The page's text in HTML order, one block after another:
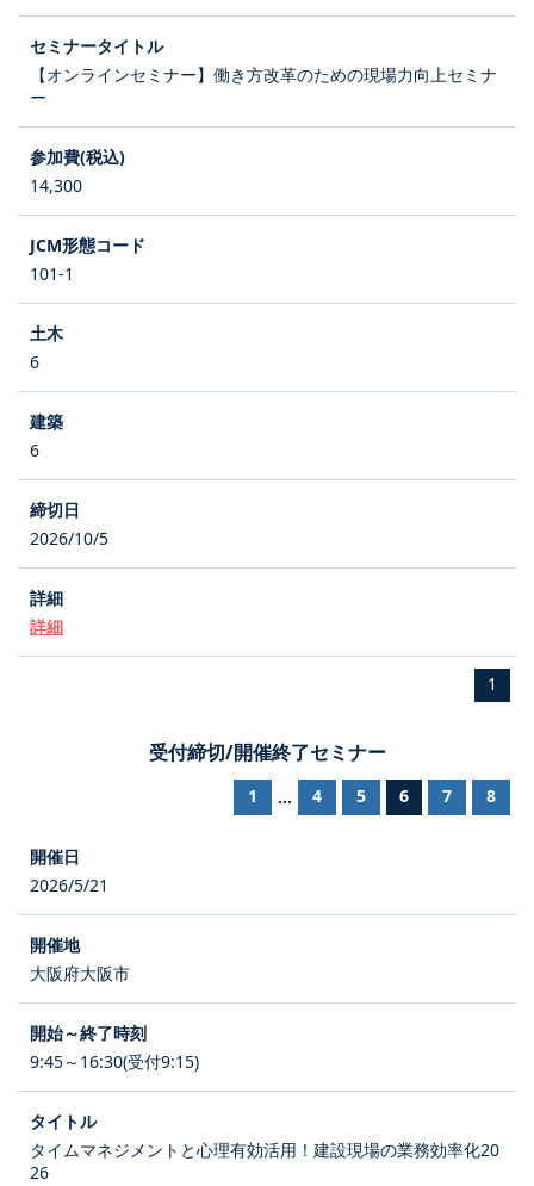
【オンラインセミナー】働き方改革のための現場力向上セミナ
ー
14,300
101-1
6
6
2026/10/5
詳細
1
受付締切/開催終了セミナー
1 ... 4 5 6 7 8
2026/5/21
大阪府大阪市
9:45～16:30(受付9:15)
タイムマネジメントと心理有効活用！建設現場の業務効率化20
26